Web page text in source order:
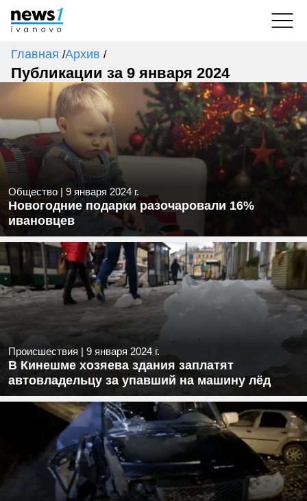
Главная /Архив /
Публикации за 9 января 2024
Общество | 9 января 2024 г.
Новогодние подарки разочаровали 16%
ивановцев
Происшествия | 9 января 2024 г.
В Кинешме хозяева здания заплатят
автовладельцу за упавший на машину лёд